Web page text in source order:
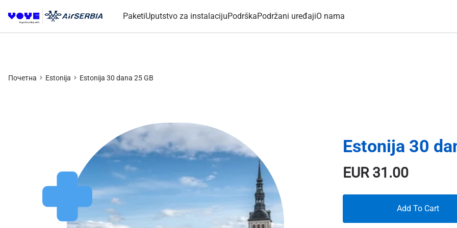
PaketiUputstvo za instalacijuPodrškaPodržani uređajiO nama
Почетна Estonija Estonija 30 dana 25 GB
Estonija 30
EUR31.00
Add To Cart